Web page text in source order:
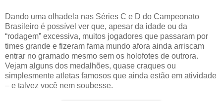
Dando uma olhadela nas Séries C e D do Campeonato
Brasileiro é possível ver que, apesar da idade ou da
“rodagem” excessiva, muitos jogadores que passaram por
times grande e fizeram fama mundo afora ainda arriscam
entrar no gramado mesmo sem os holofotes de outrora.
Vejam alguns dos medalhões, quase craques ou
simplesmente atletas famosos que ainda estão em atividade
– e talvez você nem soubesse.